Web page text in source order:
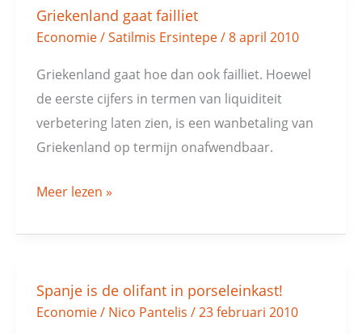
Griekenland gaat failliet
Economie/Satilmis Ersintepe/8 april 2010
Griekenland gaat hoe dan ook failliet. Hoewel
de eerste cijfers in termen van liquiditeit
verbetering laten zien, is een wanbetaling van
Griekenland op termijn onafwendbaar.
Griekenland
gaat
failliet
Meer lezen »
Spanje is de olifant in porseleinkast!
Economie/ Nico Pantelis /23 februari 2010
Spanje
is